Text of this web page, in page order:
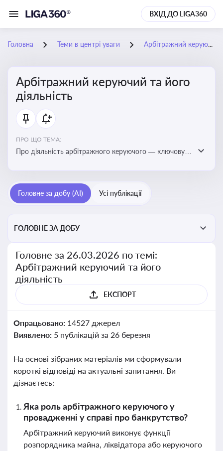
ВХІД ДО LIGA360
Головна Теми в центрі уваги Арбітражний керуючий та його діяльність
Арбітражний керуючий та його
діяльність
ПРО ЩО ТЕМА:
Про діяльність арбітражного керуючого — ключову
Головне за добу (AI) Усі публікації
ГОЛОВНЕ ЗА ДОБУ
Головне за 26.03.2026 по темі:
Арбітражний керуючий та його
діяльність
ЕКСПОРТ
Опрацьовано: 14527 джерел
Виявлено: 5 публікацій за 26 березня
На основі зібраних матеріалів ми сформували
короткі відповіді на актуальні запитання. Ви
дізнаєтесь:
Яка роль арбітражного керуючого у
провадженні у справі про банкрутство?
Арбітражний керуючий виконує функції
розпорядника майна, ліквідатора або керуючого